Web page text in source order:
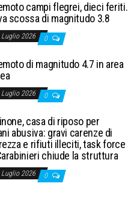
campi flegrei, dieci feriti.
scossa di magnitudo 3.8
Luglio 2026 0
di magnitudo 4.7 in area
Luglio 2026 0
casa di riposo per
abusiva: gravi carenze di
e rifiuti illeciti, task force
chiude la struttura
Luglio 2026 0